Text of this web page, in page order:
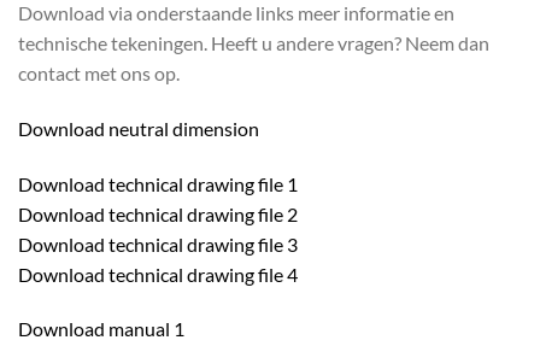
Download via onderstaande links meer informatie en
technische tekeningen. Heeft u andere vragen? Neem dan
contact met ons op.
Download neutral dimension
Download technical drawing file 1
Download technical drawing file 2
Download technical drawing file 3
Download technical drawing file 4
Download manual 1